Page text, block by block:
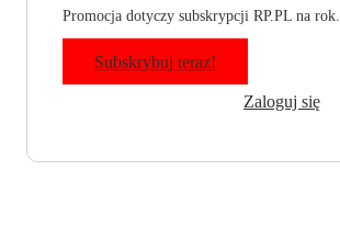
Promocja dotyczy subskrypcji RP.PL na rok.
Subskrybuj teraz!
Zaloguj się